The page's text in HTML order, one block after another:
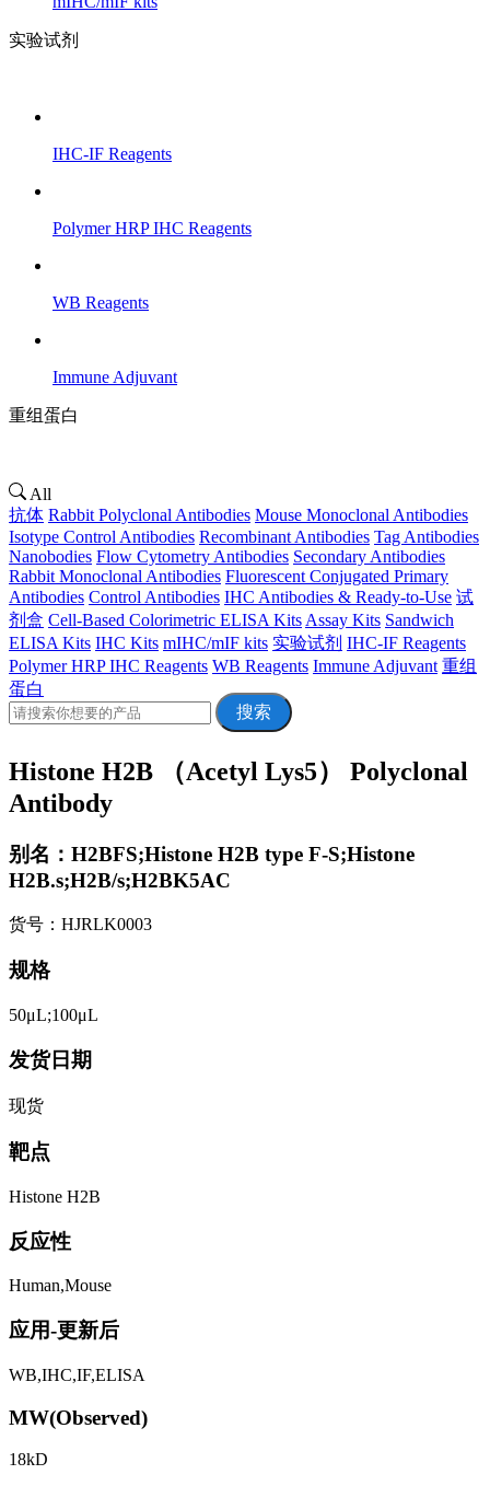
实验试剂
IHC-IF Reagents
Polymer HRP IHC Reagents
WB Reagents
Immune Adjuvant
重组蛋白
All
抗体 Rabbit Polyclonal Antibodies Mouse Monoclonal Antibodies
Isotype Control Antibodies Recombinant Antibodies Tag Antibodies
Nanobodies Flow Cytometry Antibodies Secondary Antibodies
Rabbit Monoclonal Antibodies Fluorescent Conjugated Primary
Antibodies Control Antibodies IHC Antibodies & Ready-to-Use 试
剂盒 Cell-Based Colorimetric ELISA Kits Assay Kits Sandwich
ELISA Kits IHC Kits mIHC/mIF kits 实验试剂 IHC-IF Reagents
Polymer HRP IHC Reagents WB Reagents Immune Adjuvant 重组
蛋白
搜索
Histone H2B （Acetyl Lys5） Polyclonal
Antibody
别名：H2BFS;Histone H2B type F-S;Histone
H2B.s;H2B/s;H2BK5AC
货号：HJRLK0003
规格
50μL;100μL
发货日期
现货
靶点
Histone H2B
反应性
Human,Mouse
应用-更新后
WB,IHC,IF,ELISA
MW(Observed)
18kD